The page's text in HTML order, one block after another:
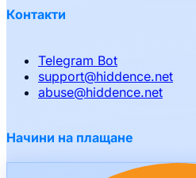
Контакти
Telegram Bot
support@hiddence.net
abuse@hiddence.net
Начини на плащане